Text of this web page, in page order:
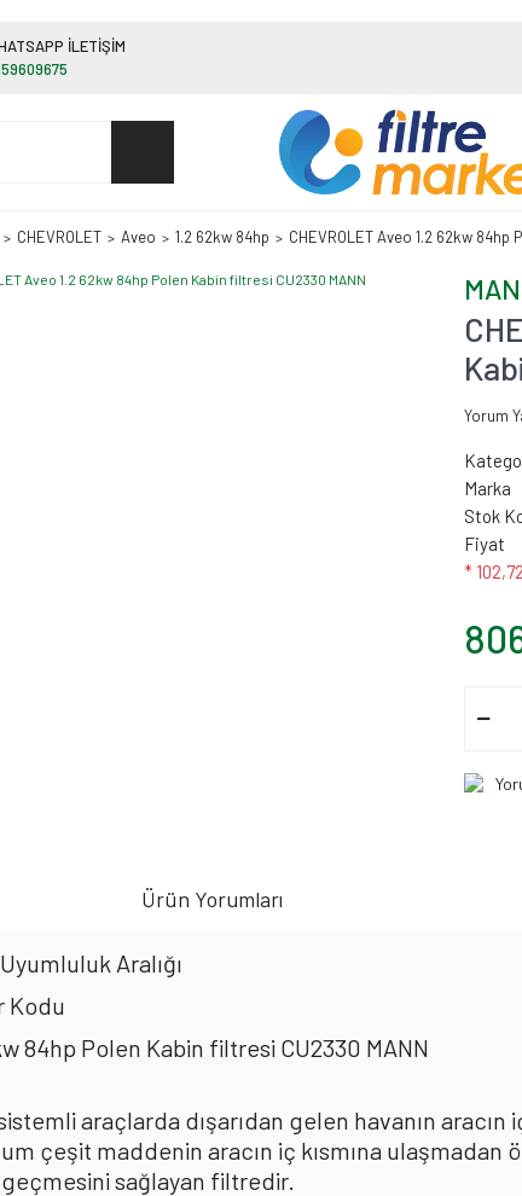
İLETİŞİM
CHEVROLET Aveo 1.2 62kw 84hp CHEVROLET Aveo 1.2 62kw
Yorum
Marka
Stok
Fiyat
*
Ürün Yorumları
Aralığı
Kodu
84hp Polen Kabin filtresi CU2330 MANN
araçlarda dışarıdan gelen havanın
çeşit maddenin aracın iç kısmına
sağlayan filtredir.